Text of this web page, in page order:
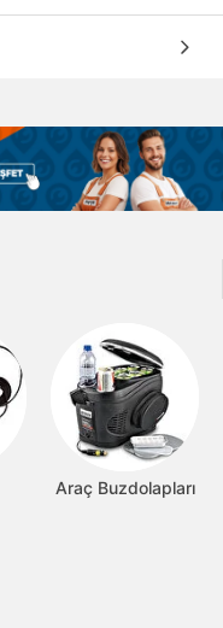
Araç Buzdolapları